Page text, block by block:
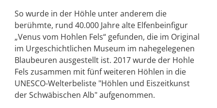
So wurde in der Höhle unter anderem die
berühmte, rund 40.000 Jahre alte Elfenbeinfigur
„Venus vom Hohlen Fels“ gefunden, die im Original
im Urgeschichtlichen Museum im nahegelegenen
Blaubeuren ausgestellt ist. 2017 wurde der Hohle
Fels zusammen mit fünf weiteren Höhlen in die
UNESCO-Welterbeliste "Höhlen und Eiszeitkunst
der Schwäbischen Alb" aufgenommen.